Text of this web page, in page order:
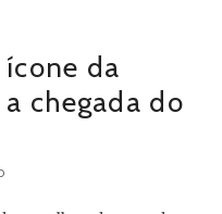
da
chegada do